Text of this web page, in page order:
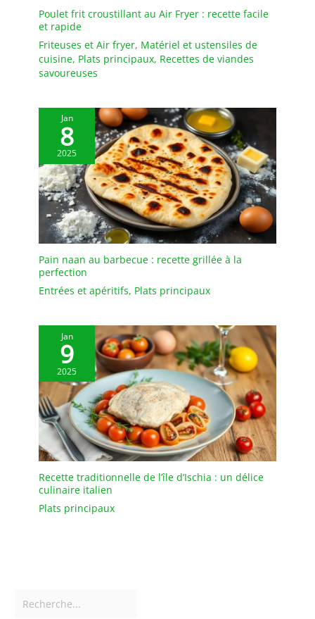
une capacité totale de
550 ml et une capacité
150 mm de haut et 79
mm de diamètre. Il a été
main, ajoutant du confort
à la consommation de
boissons. FABRICANT DE
VERRE EUROPEEN – La
société Krosno est un
fabricant de verre
européen reconnu,
spécialisé dans la
création d’articles
élégants pour
agrémenter les tables du
proposé est d’une qualité
par des artisans
parfaitement formés et
dévoués à leur travail.
Poulet frit croustillant au Air Fryer : recette facile
et rapide
Friteuses et Air fryer, Matériel et ustensiles de
cuisine, Plats principaux, Recettes de viandes
savoureuses
Jan
8
2025
Pain naan au barbecue : recette grillée à la
perfection
Entrées et apéritifs, Plats principaux
Jan
9
2025
Recette traditionnelle de l’île d’Ischia : un délice
culinaire italien
Plats principaux